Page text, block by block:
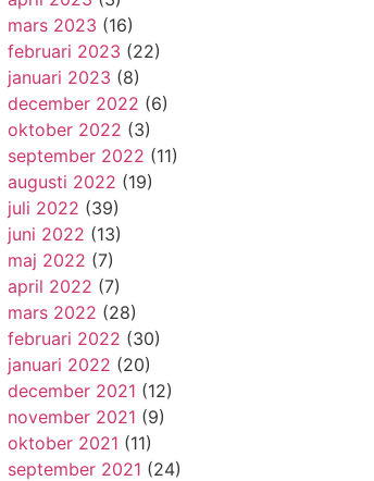
mars 2023 (16)
februari 2023 (22)
januari 2023 (8)
december 2022 (6)
oktober 2022 (3)
september 2022 (11)
augusti 2022 (19)
juli 2022 (39)
juni 2022 (13)
maj 2022 (7)
april 2022 (7)
mars 2022 (28)
februari 2022 (30)
januari 2022 (20)
december 2021 (12)
november 2021 (9)
oktober 2021 (11)
september 2021 (24)